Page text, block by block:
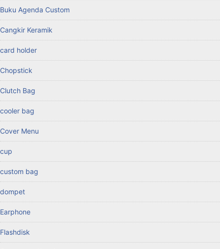
Buku Agenda Custom
Cangkir Keramik
card holder
Chopstick
Clutch Bag
cooler bag
Cover Menu
cup
custom bag
dompet
Earphone
Flashdisk